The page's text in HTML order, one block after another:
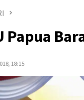
Papua
18:15